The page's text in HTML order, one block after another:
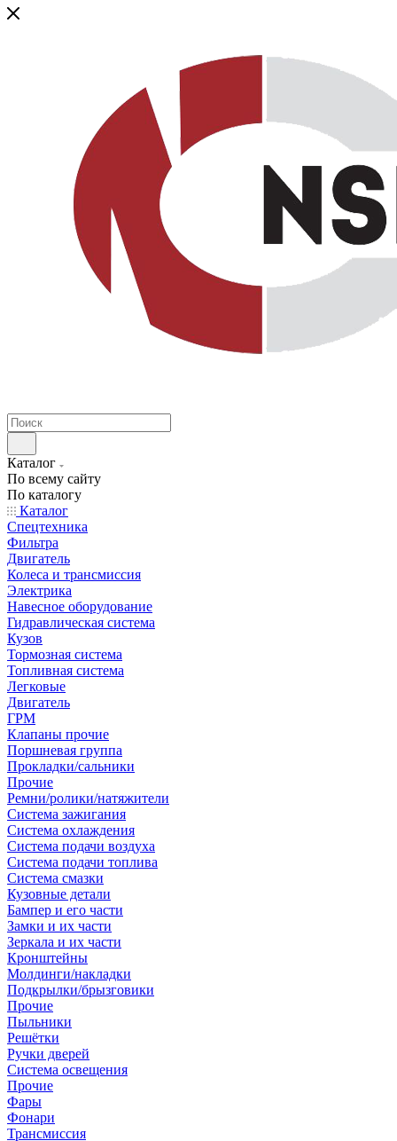
Каталог
По всему сайту
По каталогу
Каталог
Спецтехника
Фильтра
Двигатель
Колеса и трансмиссия
Электрика
Навесное оборудование
Гидравлическая система
Кузов
Тормозная система
Топливная система
Легковые
Двигатель
ГРМ
Клапаны прочие
Поршневая группа
Прокладки/сальники
Прочие
Ремни/ролики/натяжители
Система зажигания
Система охлаждения
Система подачи воздуха
Система подачи топлива
Система смазки
Кузовные детали
Бампер и его части
Замки и их части
Зеркала и их части
Кронштейны
Молдинги/накладки
Подкрылки/брызговики
Прочие
Пыльники
Решётки
Ручки дверей
Система освещения
Прочие
Фары
Фонари
Трансмиссия